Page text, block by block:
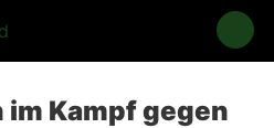
Kampf gegen